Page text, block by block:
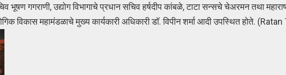
गगराणी, उद्योग विभागाचे प्रधान सचिव हर्षदीप कांबळे, टाटा सन्सचे चेअरमन तथा
विकास महामंडळाचे मुख्य कार्यकारी अधिकारी डॉ. विपीन शर्मा आदी उपस्थित होते.